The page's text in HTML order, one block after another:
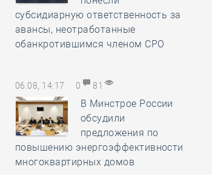
субсидиарную ответственность за
авансы, неотработанные
обанкротившимся членом СРО
06.08, 14:17 0 81
В Минстрое России
обсудили
предложения по
повышению энергоэффективности
многоквартирных домов